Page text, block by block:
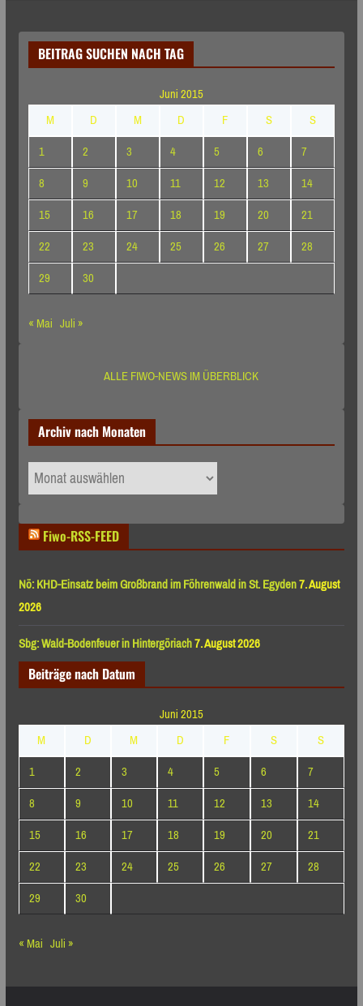
BEITRAG SUCHEN NACH TAG
Juni 2015
M
D M D F S
S
1
2 3 4 5 6
7
8
9 10 11 12 13
14
15
16 17 18 19 20
21
22
23 24 25 26 27
28
29
30
« Mai Juli »
ALLE FIWO-NEWS IM ÜBERBLICK
Archiv nach Monaten
Archiv
nach
Fiwo-RSS-FEED
Nö: KHD-Einsatz beim Großbrand im Föhrenwald in St. Egyden7. August
2026
Sbg: Wald-Bodenfeuer in Hintergöriach7. August 2026
Beiträge nach Datum
Juni 2015
M
D M D F S
S
1
2 3 4 5 6
7
8
9 10 11 12 13
14
15
16 17 18 19 20
21
22
23 24 25 26 27
28
29
30
« Mai Juli »